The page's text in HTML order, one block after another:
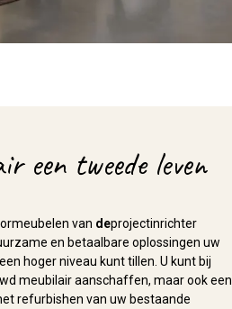
een tweede leven
van deprojectinrichter
en betaalbare oplossingen uw
hoger niveau kunt tillen. U kunt bij
meubilair aanschaffen, maar ook een
refurbishen van uw bestaande